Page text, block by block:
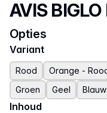
AVIS
Opties
Variant
Rood Orange -
Groen
Geel Blauw
Inhoud